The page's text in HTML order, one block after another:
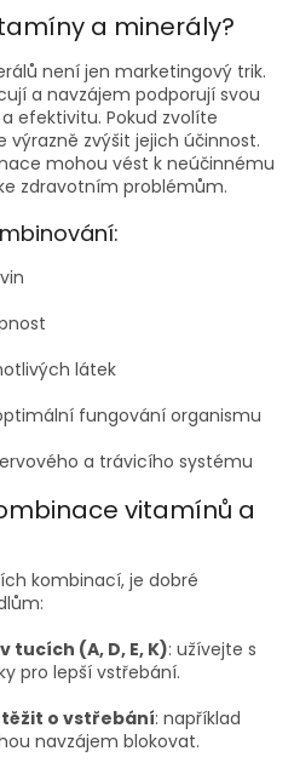
a minerály?
není jen marketingový trik.
a navzájem podporují svou
efektivitu. Pokud zvolíte
zvýšit jejich účinnost.
mohou vést k neúčinnému
zdravotním problémům.
látek
fungování organismu
a trávicího systému
vitamínů a
kombinací, je dobré
(A, D, E, K): užívejte s
pro lepší vstřebání.
o vstřebání: například
navzájem blokovat.